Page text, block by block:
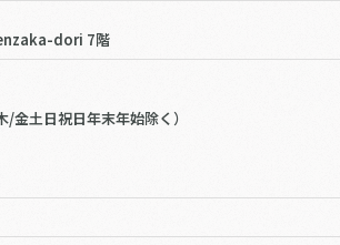
dori 7階
土日祝日年末年始除く）